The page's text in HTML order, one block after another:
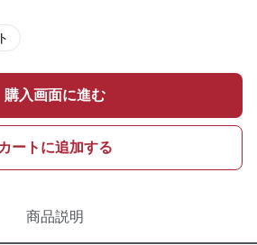
購入画面に進む
カートに追加する
商品説明